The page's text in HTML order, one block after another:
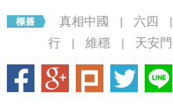
真相中國 六四
行
維穩 天安